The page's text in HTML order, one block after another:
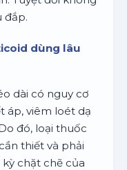
đắp.
dùng lâu
dài có nguy cơ
áp, viêm loét dạ
đó, loại thuốc
thiết và phải
chặt chẽ của